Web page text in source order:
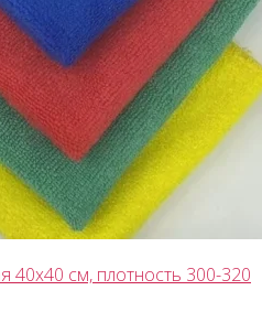
40х40 см, плотность 300-320